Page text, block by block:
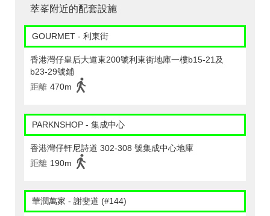
萃峯附近的配套設施
GOURMET - 利東街
香港灣仔皇后大道東200號利東街地庫一樓b15-21及
b23-29號鋪
距離 470m
PARKNSHOP - 集成中心
香港灣仔軒尼詩道 302-308 號集成中心地庫
距離 190m
華潤萬家 - 謝斐道 (#144)